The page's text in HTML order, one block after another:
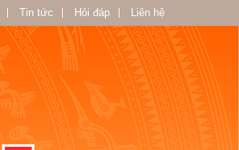
Tin tức Hỏi đáp Liên hệ